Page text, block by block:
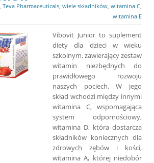
Teva Pharmaceuticals wiele składników witamina C
witamina E
Vibovit Junior to suplement
diety dla dzieci w wieku
szkolnym, zawierający zestaw
witamin niezbędnych do
prawidłowego rozwoju
naszych pociech. W jego
skład wchodzi między innymi
witamina C, wspomagająca
system odpornościowy,
witamina D, która dostarcza
składników koniecznych dla
zdrowych zębów i kości,
witamina A, której niedobór